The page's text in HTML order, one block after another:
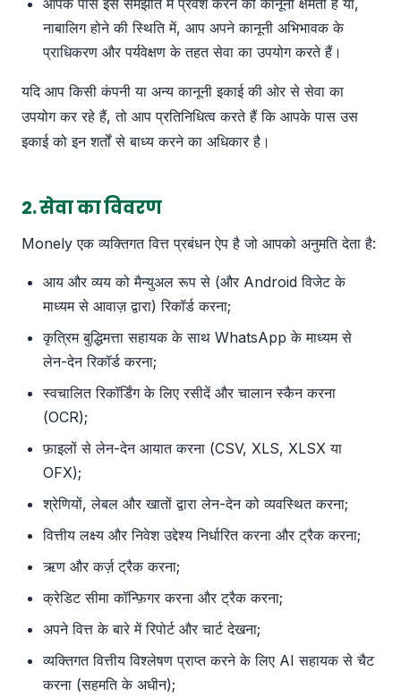
आपके पास इस समझौते में प्रवेश करने की कानूनी क्षमता है या,
नाबालिग होने की स्थिति में, आप अपने कानूनी अभिभावक के
प्राधिकरण और पर्यवेक्षण के तहत सेवा का उपयोग करते हैं।
यदि आप किसी कंपनी या अन्य कानूनी इकाई की ओर से सेवा का
उपयोग कर रहे हैं, तो आप प्रतिनिधित्व करते हैं कि आपके पास उस
इकाई को इन शर्तों से बाध्य करने का अधिकार है।
2. सेवा का विवरण
Monely एक व्यक्तिगत वित्त प्रबंधन ऐप है जो आपको अनुमति देता है:
आय और व्यय को मैन्युअल रूप से (और Android विजेट के
माध्यम से आवाज़ द्वारा) रिकॉर्ड करना;
कृत्रिम बुद्धिमत्ता सहायक के साथ WhatsApp के माध्यम से
लेन-देन रिकॉर्ड करना;
स्वचालित रिकॉर्डिंग के लिए रसीदें और चालान स्कैन करना
(OCR);
फ़ाइलों से लेन-देन आयात करना (CSV, XLS, XLSX या
OFX);
श्रेणियों, लेबल और खातों द्वारा लेन-देन को व्यवस्थित करना;
वित्तीय लक्ष्य और निवेश उद्देश्य निर्धारित करना और ट्रैक करना;
ऋण और कर्ज़ ट्रैक करना;
क्रेडिट सीमा कॉन्फ़िगर करना और ट्रैक करना;
अपने वित्त के बारे में रिपोर्ट और चार्ट देखना;
व्यक्तिगत वित्तीय विश्लेषण प्राप्त करने के लिए AI सहायक से चैट
करना (सहमति के अधीन);